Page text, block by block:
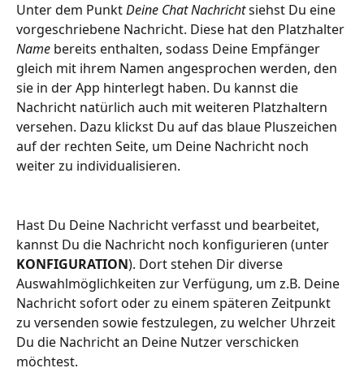
Unter dem Punkt Deine Chat Nachricht siehst Du eine
vorgeschriebene Nachricht. Diese hat den Platzhalter
Name bereits enthalten, sodass Deine Empfänger
gleich mit ihrem Namen angesprochen werden, den
sie in der App hinterlegt haben. Du kannst die
Nachricht natürlich auch mit weiteren Platzhaltern
versehen. Dazu klickst Du auf das blaue Pluszeichen
auf der rechten Seite, um Deine Nachricht noch
weiter zu individualisieren.
Hast Du Deine Nachricht verfasst und bearbeitet,
kannst Du die Nachricht noch konfigurieren (unter
KONFIGURATION). Dort stehen Dir diverse
Auswahlmöglichkeiten zur Verfügung, um z.B. Deine
Nachricht sofort oder zu einem späteren Zeitpunkt
zu versenden sowie festzulegen, zu welcher Uhrzeit
Du die Nachricht an Deine Nutzer verschicken
möchtest.